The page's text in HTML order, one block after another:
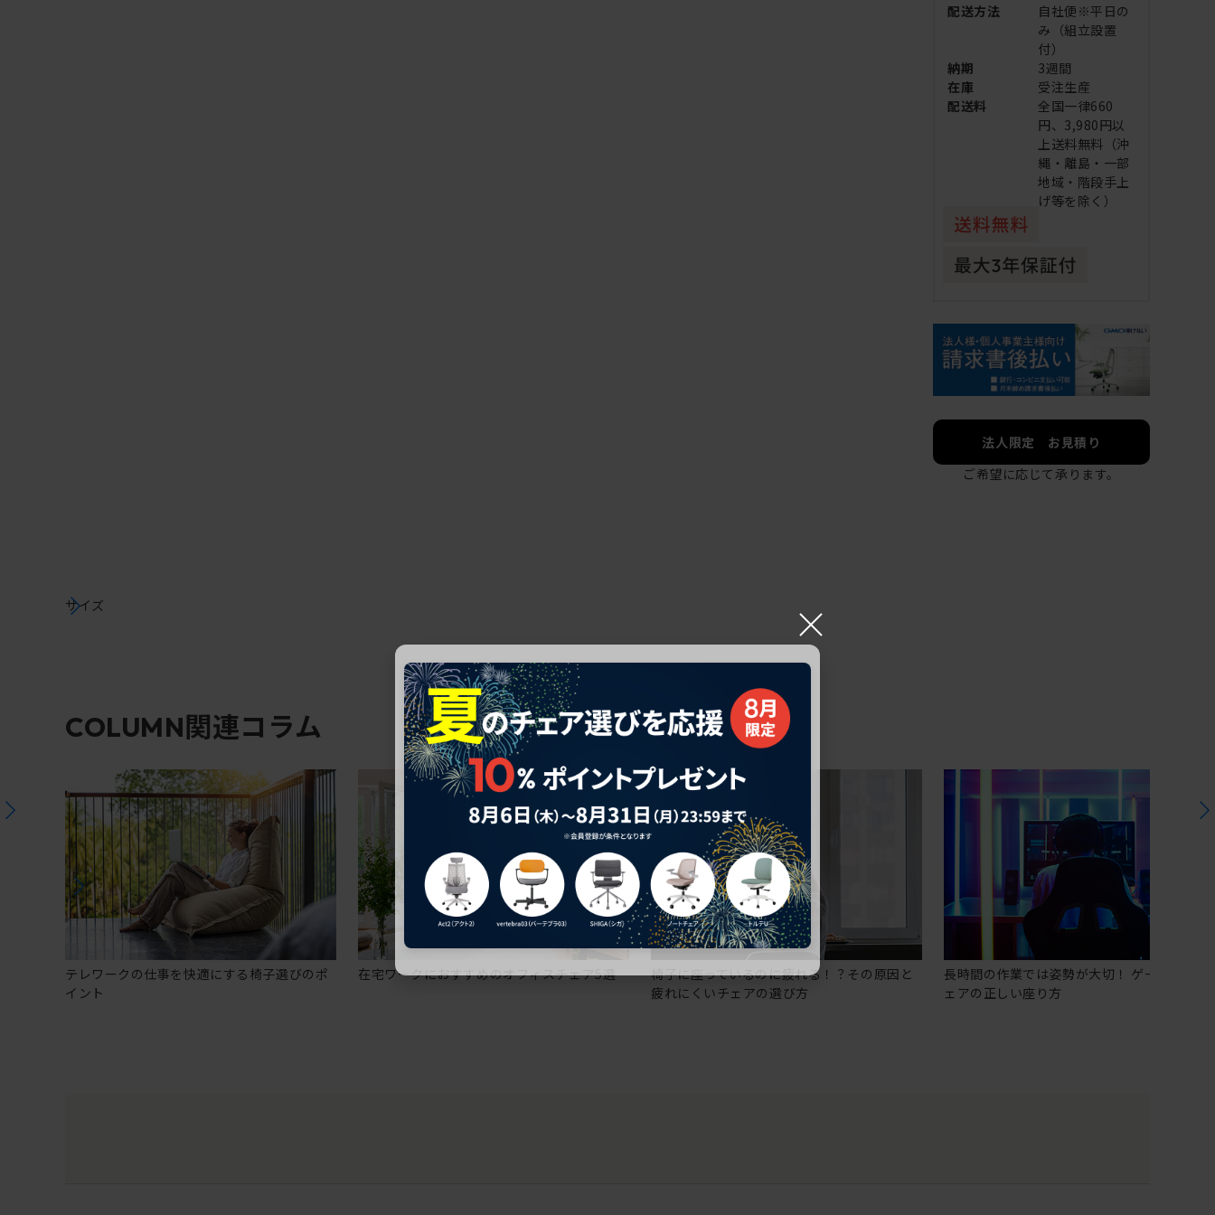
配送方法
自社便※平日の
み（組立設置
付）
納期
3週間
在庫
受注生産
配送料
全国一律660
円、3,980円以
上送料無料（沖
縄・離島・一部
地域・階段手上
げ等を除く）
法人限定 お見積り
ご希望に応じて承ります。
サイズ
COLUMN関連コラム
テレワークの仕事を快適にする椅子選びのポ
イント
在宅ワークにおすすめのオフィスチェア5選
椅子に座っているのに疲れる！？その原因と
疲れにくいチェアの選び方
長時間の作業では姿勢が大切！ ゲーミングチ
ェアの正しい座り方
×